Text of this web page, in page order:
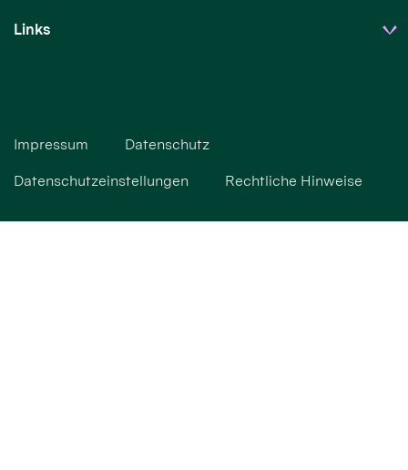
Links
Impressum Datenschutz
Datenschutzeinstellungen Rechtliche Hinweise